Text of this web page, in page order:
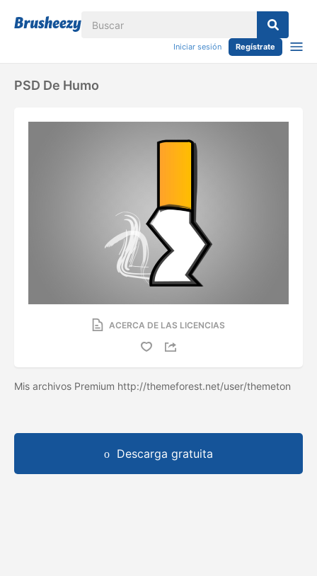
Iniciar sesión Regístrate
PSD De Humo
ACERCA DE LAS LICENCIAS
Mis archivos Premium http://themeforest.net/user/themeton
Descarga gratuita